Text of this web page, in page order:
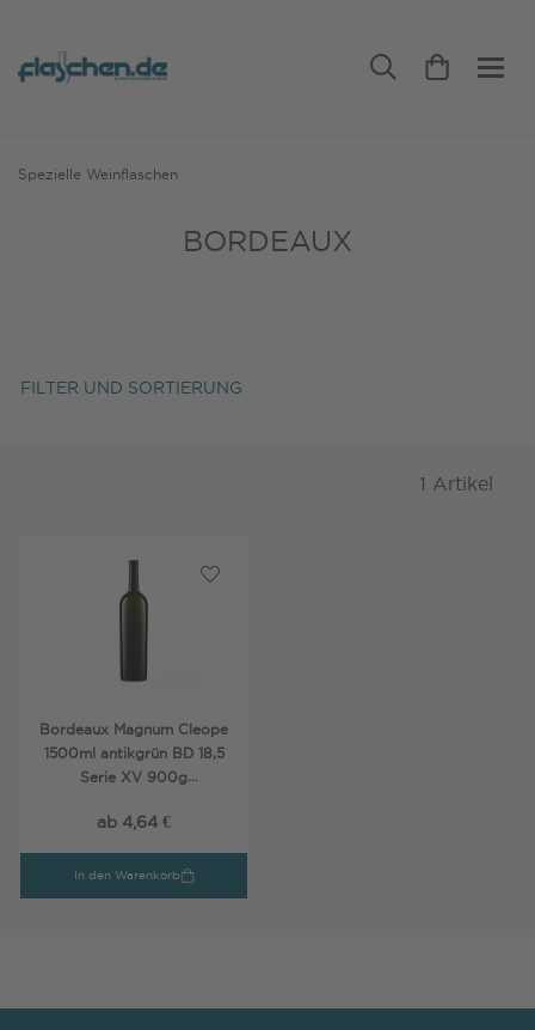
Spezielle Weinflaschen
BORDEAUX
FILTER UND SORTIERUNG
1 Artikel
Bordeaux Magnum Cleope
1500ml antikgrün BD 18,5
Serie XV 900g
ab 4,64 €
In den Warenkorb